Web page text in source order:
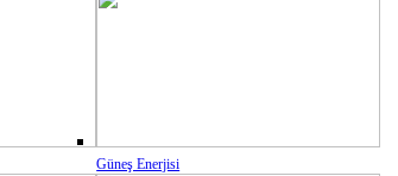
Güneş Enerjisi